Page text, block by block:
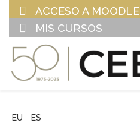
ACCESO A MOODLE
MIS CURSOS
EU ES